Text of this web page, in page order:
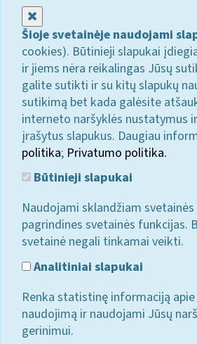
Šioje svetainėje naudojami
cookies). Būtinieji slapukai
ir jiems nėra reikalingas Jūsų
galite sutikti ir su kitų slapukų
sutikimą bet kada galėsite
interneto naršyklės nustatymus
įrašytus slapukus. Daugiau
politika; Privatumo politika.
Būtinieji slapukai
Naudojami sklandžiam
pagrindines svetainės funkcijas.
svetainė negali tinkamai veikti.
Analitiniai slapukai
Renka statistinę informaciją
naudojimą ir naudojami Jūsų
gerinimui.